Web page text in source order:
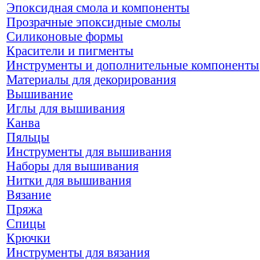
Эпоксидная смола и компоненты
Прозрачные эпоксидные смолы
Силиконовые формы
Красители и пигменты
Инструменты и дополнительные компоненты
Материалы для декорирования
Вышивание
Иглы для вышивания
Канва
Пяльцы
Инструменты для вышивания
Наборы для вышивания
Нитки для вышивания
Вязание
Пряжа
Спицы
Крючки
Инструменты для вязания